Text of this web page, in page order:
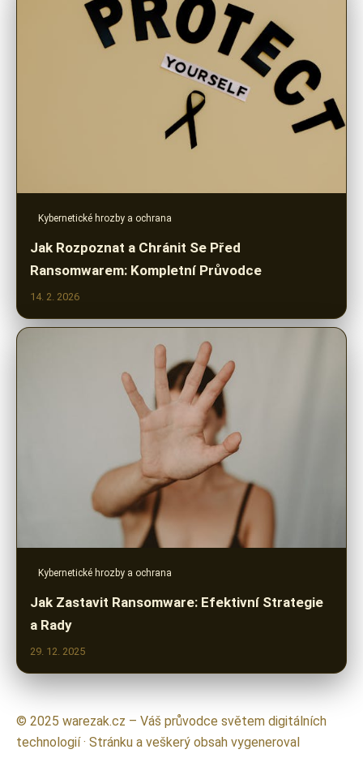
Kybernetické hrozby a ochrana
Jak Rozpoznat a Chránit Se Před
Ransomwarem: Kompletní Průvodce
14. 2. 2026
Kybernetické hrozby a ochrana
Jak Zastavit Ransomware: Efektivní Strategie
a Rady
29. 12. 2025
© 2025 warezak.cz – Váš průvodce světem digitálních
technologií · Stránku a veškerý obsah vygeneroval